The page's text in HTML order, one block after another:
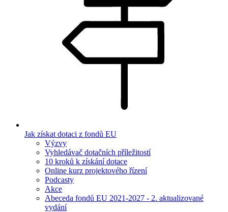
Jak získat dotaci z fondů EU
Výzvy
Vyhledávač dotačních příležitostí
10 kroků k získání dotace
Online kurz projektového řízení
Podcasty
Akce
Abeceda fondů EU 2021-2027 - 2. aktualizované
vydání